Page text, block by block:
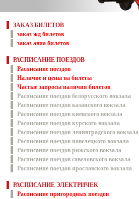
ЗАКАЗ БИЛЕТОВ
заказ жд билетов
заказ авиа билетов
РАСПИСАНИЕ ПОЕЗДОВ
Расписание поездов
Наличие и цены на билеты
Частые запросы наличия билетов
Расписание поездов белорусского вокзала
Расписание поездов казанского вокзала
Расписание поездов киевского вокзала
Расписание поездов курского вокзала
Расписание поездов ленинградского вокзала
Расписание поездов павелецкого вокзала
Расписание поездов рижского вокзала
Расписание поездов савеловского вокзала
Расписание поездов ярославского вокзала
РАСПИСАНИЕ ЭЛЕКТРИЧЕК
Расписание пригородных поездов